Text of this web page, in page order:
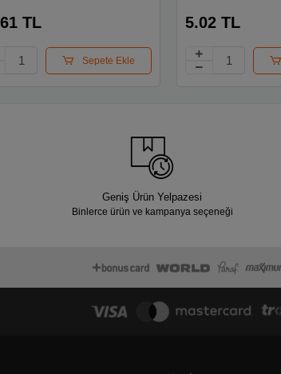
TL
Sepete Ekle
5.02 TL
Geniş Ürün Yelpazesi
Binlerce ürün ve kampanya seçeneği